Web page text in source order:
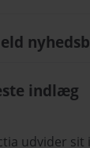
indlæg
udvider